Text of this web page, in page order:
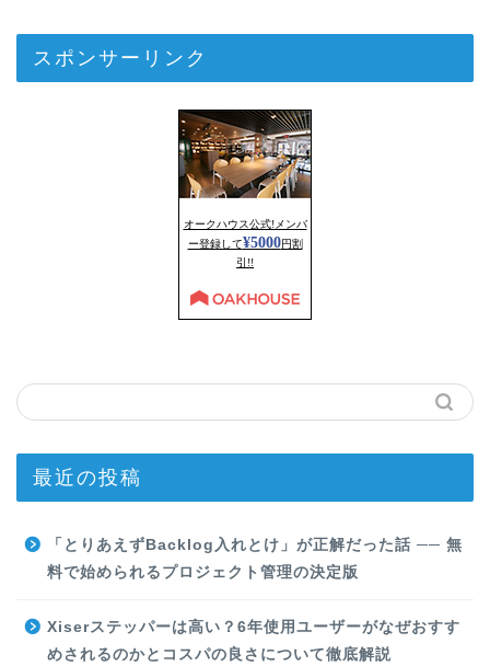
スポンサーリンク
最近の投稿
「とりあえずBacklog入れとけ」が正解だった話 ── 無
料で始められるプロジェクト管理の決定版
Xiserステッパーは高い？6年使用ユーザーがなぜおすす
めされるのかとコスパの良さについて徹底解説